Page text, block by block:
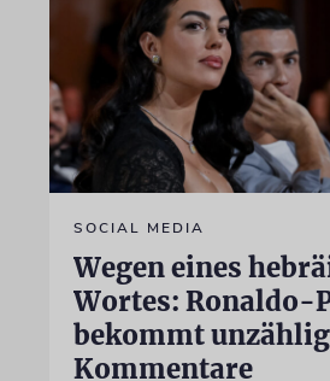
SOCIAL MEDIA
Wegen eines
Wortes: Ronaldo-
bekommt
Kommentare